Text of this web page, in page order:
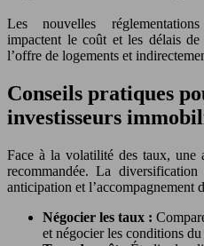
Les nouvelles
impactent le coût et les délais
l’offre de logements et
Conseils pratiques
investisseurs
Face à la volatilité des taux, une
recommandée. La
anticipation et l’accompagnement
Négocier les taux :
et négocier les conditions du